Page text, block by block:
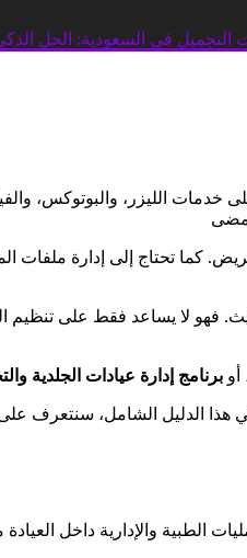
التجميل في السعودية: الحل الذكي
خدمات الليزر، والبوتوكس،
تحتاج إلى إدارة ملفات
فهو لا يساعد فقط على تنظيم
أو برنامج إدارة عيادات الجلدية
هذا الدليل الشامل، سنتعرف على